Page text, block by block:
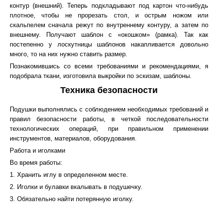
контур (внешний). Теперь подкладывают под картон что-нибудь
плотное, чтобы не прорезать стол, и острым ножом или
скальпелем сначала режут по внутреннему контуру, а затем по
внешнему. Получают шаблон с «окошком» (рамка). Так как
постепенно у лоскутницы шаблонов накапливается довольно
много, то на них нужно ставить размер.
Познакомившись со всеми требованиями и рекомендациями, я
подобрала ткани, изготовила выкройки по эскизам, шаблоны.
Техника безопасности
Подушки выполнялись с соблюдением необходимых требований и
правил безопасности работы, в четкой последовательности
технологических операций, при правильном применении
инструментов, материалов, оборудования.
Работа и иголками
Во время работы:
1. Хранить иглу в определенном месте.
2. Иголки и булавки вкалывать в подушечку.
3. Обязательно найти потерянную иголку.